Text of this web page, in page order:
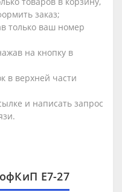
заказ;
только ваш номер
на кнопку в
в верхней части
и написать запрос
Е7-27